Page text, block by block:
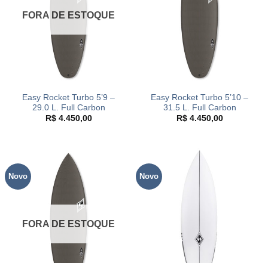
FORA DE ESTOQUE
Easy Rocket Turbo 5’9 –
29.0 L. Full Carbon
R$4.450,00
Easy Rocket Turbo 5’10 –
31.5 L. Full Carbon
R$4.450,00
Novo
FORA DE ESTOQUE
Novo